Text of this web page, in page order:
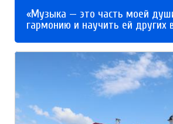
«Музыка — это часть моей
гармонию и научить ей других